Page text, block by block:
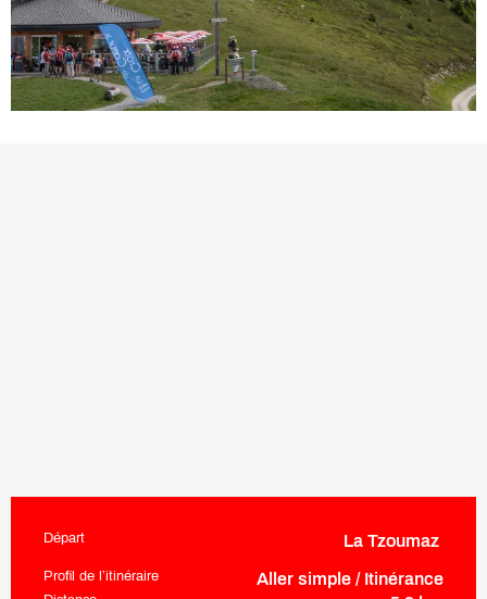
Informations pratiques
Départ La Tzoumaz
Profil de l’itinéraire Aller simple / Itinérance